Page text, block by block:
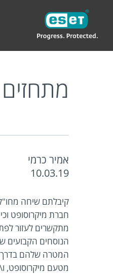
אמיר כרמי
10.03.19
קיבלתם שיחה
חברת מיקרוסופט
מתקשרים לעזור
הנוסחים הקבועים
המטרה שלהם בדרך
מטעם מיקרוסופט,
IL בלוג פרטי
ESET